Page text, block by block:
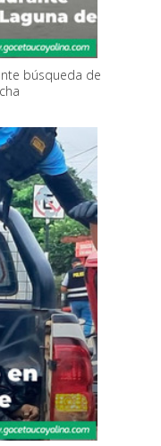
búsqueda de